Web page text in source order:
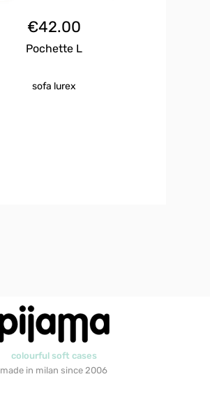
€42.00
Pochette L
sofa lurex
colourful soft cases
made in milan since 2006